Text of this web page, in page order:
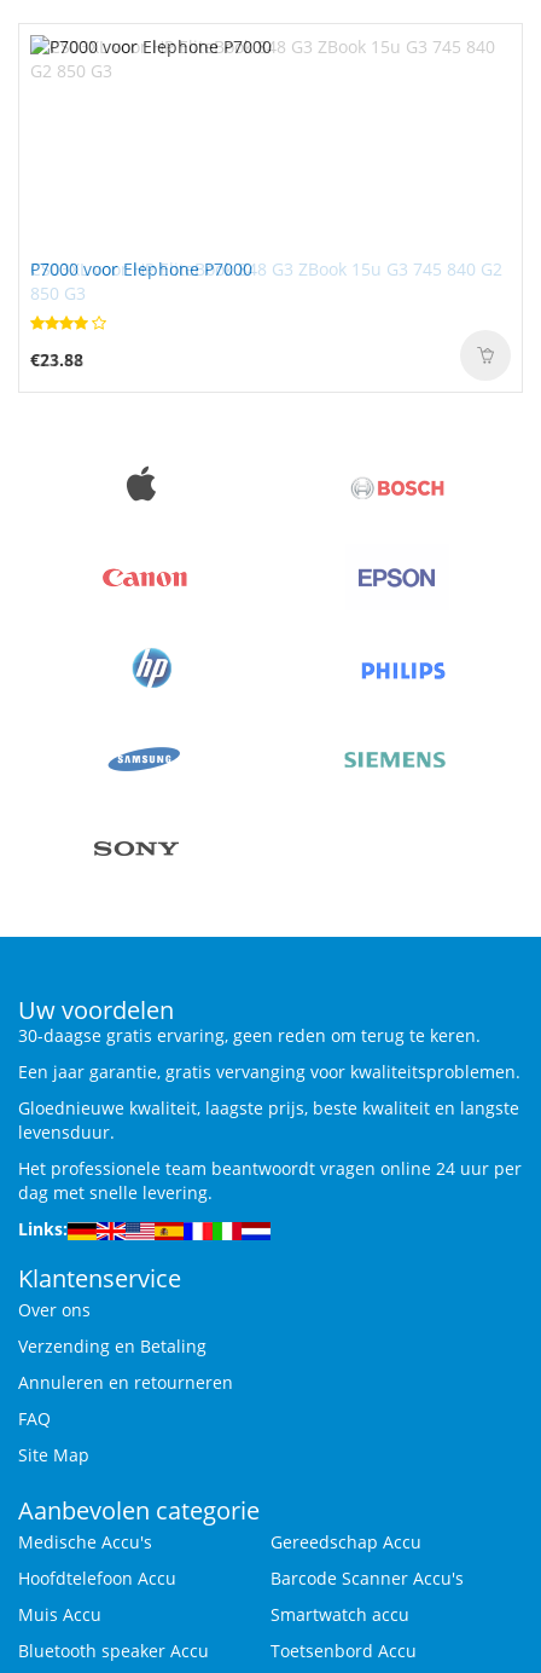
P7000 voor Elephone P7000
€23.88
Uw voordelen
30-daagse gratis ervaring, geen reden om terug te keren.
Een jaar garantie, gratis vervanging voor kwaliteitsproblemen.
Gloednieuwe kwaliteit, laagste prijs, beste kwaliteit en langste
levensduur.
Het professionele team beantwoordt vragen online 24 uur per
dag met snelle levering.
Links:
Klantenservice
Over ons
Verzending en Betaling
Annuleren en retourneren
FAQ
Site Map
Aanbevolen categorie
Medische Accu's
Gereedschap Accu
Hoofdtelefoon Accu
Barcode Scanner Accu's
Muis Accu
Smartwatch accu
Bluetooth speaker Accu
Toetsenbord Accu